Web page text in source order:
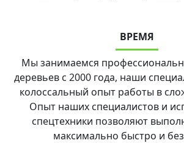
ВРЕМЯ
Мы занимаемся
деревьев с 2000 года, наши
колоссальный опыт работы в
Опыт наших специалистов и
спецтехники позволяют
максимально быстро и